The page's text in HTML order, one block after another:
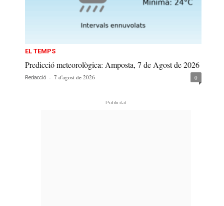
EL TEMPS
Predicció meteorològica: Amposta, 7 de Agost de 2026
Redacció - 7 d'agost de 2026 0
- Publicitat -